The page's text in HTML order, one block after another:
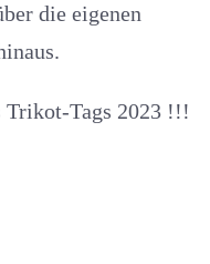
die eigenen
Trikot-Tags 2023 !!!